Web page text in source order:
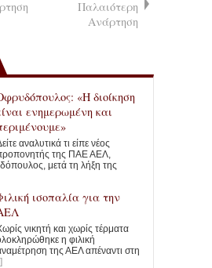
Παλαιότερη
Ανάρτηση
«Η διοίκηση
ενημερωμένη και
αναλυτικά τι είπε νέος
της ΠΑΕ ΑΕΛ,
μετά τη λήξη της
ισοπαλία για την
νικητή και χωρίς τέρματα
η φιλική
της ΑΕΛ απέναντι στη